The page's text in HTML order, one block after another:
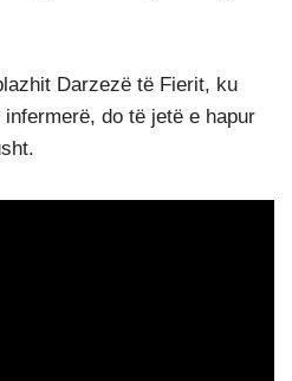
Darzezë të Fierit, ku
do të jetë e hapur